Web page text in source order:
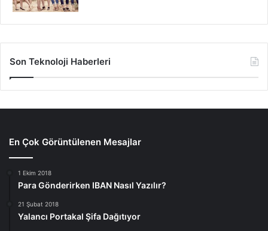
Son Teknoloji Haberleri
En Çok Görüntülenen Mesajlar
1 Ekim 2018
Para Gönderirken IBAN Nasıl Yazılır?
21 Şubat 2018
Yalancı Portakal Şifa Dağıtıyor